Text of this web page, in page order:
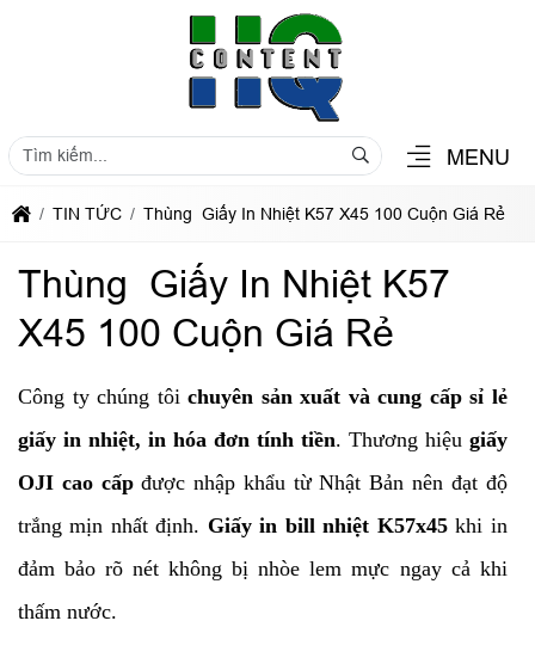
MENU
TIN TỨC Thùng Giấy In Nhiệt K57 X45 100 Cuộn Giá Rẻ
Thùng Giấy In Nhiệt K57
X45 100 Cuộn Giá Rẻ
Công ty chúng tôichuyên sản xuất và cung cấp sỉ lẻ
giấy in nhiệt, in hóa đơn tính tiền. Thương hiệu giấy
OJI cao cấpđược nhập khẩu từ Nhật Bản nên đạt độ
trắng mịn nhất định. Giấy in bill nhiệt K57x45khi in
đảm bảo rõ nét không bị nhòe lem mực ngay cả khi
thấm nước.